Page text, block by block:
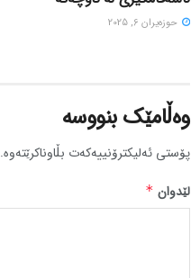
حوزه‌یران 6, 2025
وەڵامێک بنووسە
پۆستی ئەلیکترۆنییەکەت بڵاوناکرێتەوە.
لێدوان *